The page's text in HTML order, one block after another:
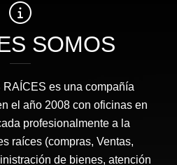
SOMOS
RAÍCES​ es una compañía
el año 2008 con oficinas en
profesionalmente a la
raíces (compras, Ventas,
de bienes, atención